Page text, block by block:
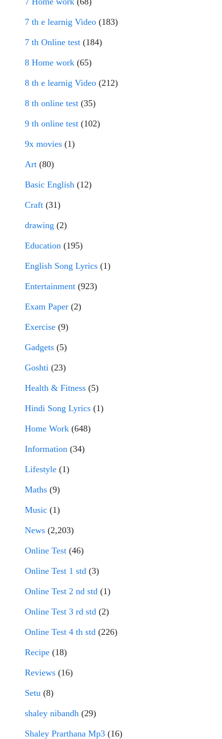
7 th e learnig Video (183)
7 th Online test (184)
8 Home work (65)
8 th e learnig Video (212)
8 th online test (35)
9 th online test (102)
9x movies (1)
Art (80)
Basic English (12)
Craft (31)
drawing (2)
Education (195)
English Song Lyrics (1)
Entertainment (923)
Exam Paper (2)
Exercise (9)
Gadgets (5)
Goshti (23)
Health & Fitness (5)
Hindi Song Lyrics (1)
Home Work (648)
Information (34)
Lifestyle (1)
Maths (9)
Music (1)
News (2,203)
Online Test (46)
Online Test 1 std (3)
Online Test 2 nd std (1)
Online Test 3 rd std (2)
Online Test 4 th std (226)
Recipe (18)
Reviews (16)
Setu (8)
shaley nibandh (29)
Shaley Prarthana Mp3 (16)